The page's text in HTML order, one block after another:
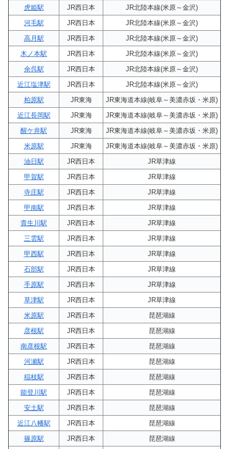
虎姫駅
JR西日本
JR北陸本線(米原～金沢)
河毛駅
JR西日本
JR北陸本線(米原～金沢)
高月駅
JR西日本
JR北陸本線(米原～金沢)
木ノ本駅
JR西日本
JR北陸本線(米原～金沢)
余呉駅
JR西日本
JR北陸本線(米原～金沢)
近江塩津駅
JR西日本
JR北陸本線(米原～金沢)
柏原駅
JR東海
JR東海道本線(岐阜～美濃赤坂・米原)
近江長岡駅
JR東海
JR東海道本線(岐阜～美濃赤坂・米原)
醒ケ井駅
JR東海
JR東海道本線(岐阜～美濃赤坂・米原)
米原駅
JR東海
JR東海道本線(岐阜～美濃赤坂・米原)
油日駅
JR西日本
JR草津線
甲賀駅
JR西日本
JR草津線
寺庄駅
JR西日本
JR草津線
甲南駅
JR西日本
JR草津線
貴生川駅
JR西日本
JR草津線
三雲駅
JR西日本
JR草津線
甲西駅
JR西日本
JR草津線
石部駅
JR西日本
JR草津線
手原駅
JR西日本
JR草津線
草津駅
JR西日本
JR草津線
米原駅
JR西日本
琵琶湖線
彦根駅
JR西日本
琵琶湖線
南彦根駅
JR西日本
琵琶湖線
河瀬駅
JR西日本
琵琶湖線
稲枝駅
JR西日本
琵琶湖線
能登川駅
JR西日本
琵琶湖線
安土駅
JR西日本
琵琶湖線
近江八幡駅
JR西日本
琵琶湖線
篠原駅
JR西日本
琵琶湖線